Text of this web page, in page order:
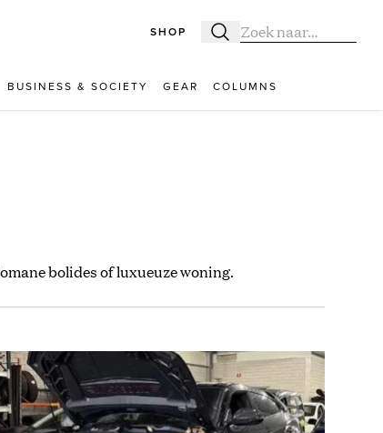
SHOP Zoeken
Zoek naar:
BUSINESS & SOCIETY GEAR COLUMNS
bolides of luxueuze woning.